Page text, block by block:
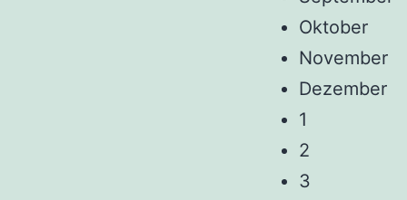
Oktober
November
Dezember
1
2
3